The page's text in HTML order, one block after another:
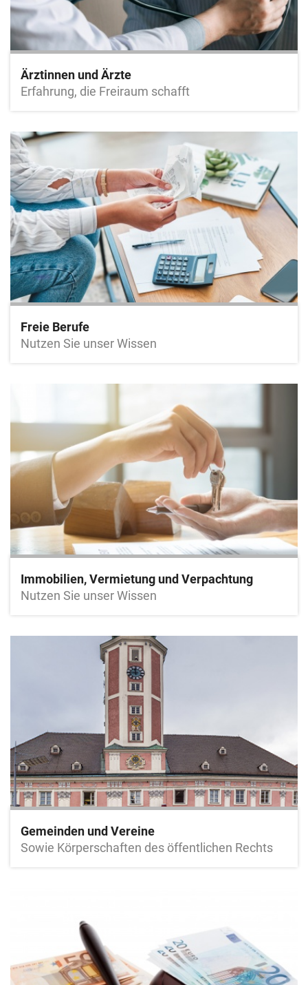
Ärztinnen und Ärzte
Erfahrung, die Freiraum schafft
Freie Berufe
Nutzen Sie unser Wissen
Immobilien, Vermietung und Verpachtung
Nutzen Sie unser Wissen
Gemeinden und Vereine
Sowie Körperschaften des öffentlichen Rechts